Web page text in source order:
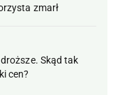
zmarł
Skąd tak
cen?